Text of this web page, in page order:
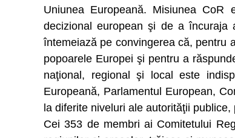
Uniunea Europeană. Misiunea
decizional european şi de a încuraja
întemeiază pe convingerea că, pentru
popoarele Europei şi pentru a
naţional, regional şi local este
Europeană, Parlamentul European,
la diferite niveluri ale autorităţii
Cei 353 de membri ai Comitetului